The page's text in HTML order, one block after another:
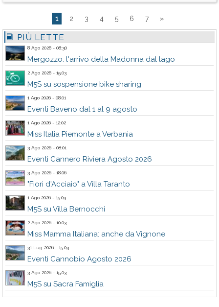
1 2 3 4 5 6 7 »
PIÙ LETTE
8 Ago 2026 - 08:30
Mergozzo: l'arrivo della Madonna dal lago
2 Ago 2026 - 15:03
M5S su sospensione bike sharing
1 Ago 2026 - 08:01
Eventi Baveno dal 1 al 9 agosto
1 Ago 2026 - 12:02
Miss Italia Piemonte a Verbania
3 Ago 2026 - 08:01
Eventi Cannero Riviera Agosto 2026
3 Ago 2026 - 18:06
"Fiori d'Acciaio" a Villa Taranto
1 Ago 2026 - 15:03
M5S su Villa Bernocchi
2 Ago 2026 - 10:03
Miss Mamma Italiana: anche da Vignone
31 Lug 2026 - 15:03
Eventi Cannobio Agosto 2026
3 Ago 2026 - 15:03
M5S su Sacra Famiglia